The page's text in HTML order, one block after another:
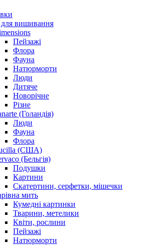
вишивання
Пейзажі
Флора
Фауна
Натюрморти
Люди
Дитяче
Новорічне
Різне
(Голандія)
Люди
Фауна
Флора
(США)
(Бельгія)
Подушки
Картини
Скатертини, серфетки, мішечки
мить
Кумедні картинки
Тварини, метелики
Квіти, рослини
Пейзажі
Натюрморти